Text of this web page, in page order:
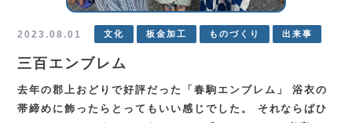
2023.08.01 文化 板金加工 ものづくり 出来事
三百エンブレム
去年の郡上おどりで好評だった「春駒エンブレム」 浴衣の
帯締めに飾ったらとってもいい感じでした。 それならばひ